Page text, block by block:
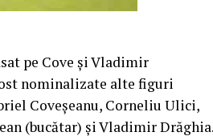
pe Cove şi Vladimir
nominalizate alte figuri
Coveşeanu, Corneliu Ulici,
(bucătar) şi Vladimir Drăghia.